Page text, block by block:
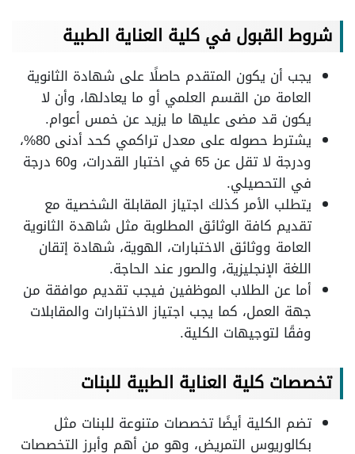
شروط القبول في كلية العناية الطبية
يجب أن يكون المتقدم حاصلًا على شهادة الثانوية
العامة من القسم العلمي أو ما يعادلها، وأن لا
يكون قد مضى عليها ما يزيد عن خمس أعوام.
يشترط حصوله على معدل تراكمي كحد أدنى 80%،
ودرجة لا تقل عن 65 في اختبار القدرات، و60 درجة
في التحصيلي.
يتطلب الأمر كذلك اجتياز المقابلة الشخصية مع
تقديم كافة الوثائق المطلوبة مثل شاهدة الثانوية
العامة ووثائق الاختبارات، الهوية، شهادة إتقان
اللغة الإنجليزية، والصور عند الحاجة.
أما عن الطلاب الموظفين فيجب تقديم موافقة من
جهة العمل، كما يجب اجتياز الاختبارات والمقابلات
وفقًا لتوجيهات الكلية.
تخصصات كلية العناية الطبية للبنات
تضم الكلية أيضًا تخصصات متنوعة للبنات مثل
بكالوريوس التمريض، وهو من أهم وأبرز التخصصات